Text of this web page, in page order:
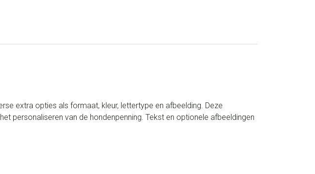
extra opties als formaat, kleur, lettertype en afbeelding. Deze
personaliseren van de hondenpenning. Tekst en optionele afbeeldingen